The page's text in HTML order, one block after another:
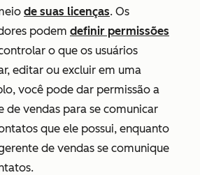
de suas licenças. Os
podem definir permissões
o que os usuários
editar ou excluir em uma
você pode dar permissão a
de vendas para se comunicar
que ele possui, enquanto
de vendas se comunique